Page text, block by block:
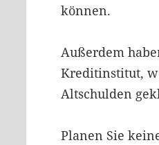
können.
Außerdem
Kreditinstitut,
Altschulden
Planen Sie